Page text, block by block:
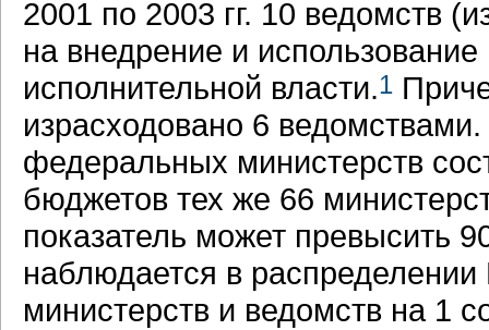
2001 по 2003 гг. 10 ведомств
на внедрение и
исполнительной власти.1
израсходовано 6
федеральных министерств
бюджетов тех же 66
показатель может превысить
наблюдается в
министерств и ведомств на 1